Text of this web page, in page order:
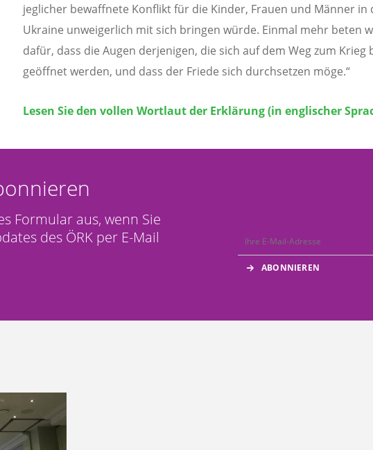
jeglicher bewaffnete Konflikt für die Kinder, Frauen und Männer in
Ukraine unweigerlich mit sich bringen würde. Einmal mehr beten
dafür, dass die Augen derjenigen, die sich auf dem Weg zum Krieg
geöffnet werden, und dass der Friede sich durchsetzen möge.“
Lesen Sie den vollen Wortlaut der Erklärung (in englischer
Formular aus, wenn Sie
des ÖRK per E-Mail